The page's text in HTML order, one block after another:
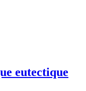
eutectique